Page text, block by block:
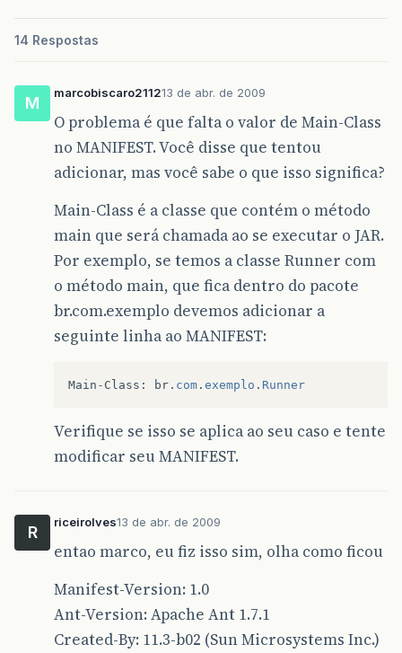
14 Respostas
M
marcobiscaro211213 de abr. de 2009
O problema é que falta o valor de Main-Class
no MANIFEST. Você disse que tentou
adicionar, mas você sabe o que isso significa?
Main-Class é a classe que contém o método
main que será chamada ao se executar o JAR.
Por exemplo, se temos a classe Runner com
o método main, que fica dentro do pacote
br.com.exemplo devemos adicionar a
seguinte linha ao MANIFEST:
Main - Class : br . com . exemplo . Runner
Verifique se isso se aplica ao seu caso e tente
modificar seu MANIFEST.
R
riceirolves13 de abr. de 2009
entao marco, eu fiz isso sim, olha como ficou
Manifest-Version: 1.0
Ant-Version: Apache Ant 1.7.1
Created-By: 11.3-b02 (Sun Microsystems Inc.)